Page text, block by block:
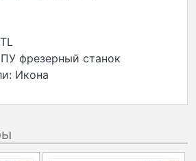
фрезерный станок
Икона